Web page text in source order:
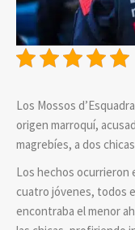
Los Mossos
origen marroquí,
magrebíes, a dos
Los hechos ocurrieron
cuatro jóvenes, todos
encontraba el menor